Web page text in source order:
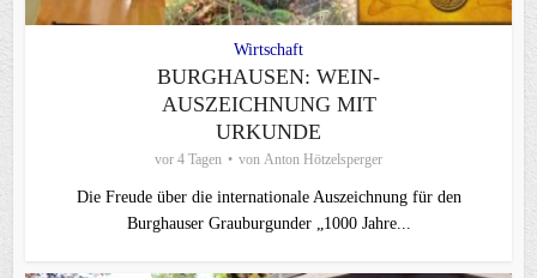
Wirtschaft
BURGHAUSEN: WEIN-
AUSZEICHNUNG MIT
URKUNDE
vor 4 Tagen von Anton Hötzelsperger
Die Freude über die internationale Auszeichnung für den
Burghauser Grauburgunder „1000 Jahre...